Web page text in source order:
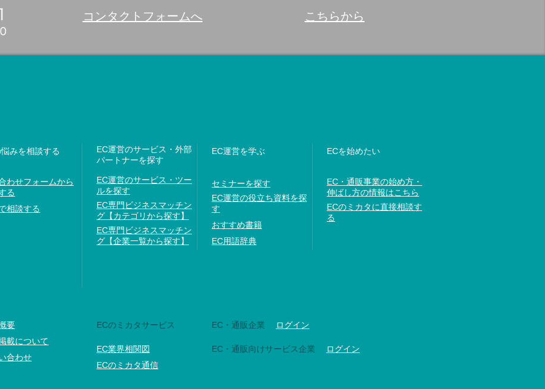
コンタクトフォームへ こちらから
みを相談する
わせフォームから
る
相談する
EC運営のサービス・外部
パートナーを探す
EC運営のサービス・ツー
ルを探す
EC専門ビジネスマッチン
グ【カテゴリから探す】
EC専門ビジネスマッチン
グ【企業一覧から探す】
EC運営を学ぶ
セミナーを探す
EC運営の役立ち資料を探
す
おすすめ書籍
EC用語辞典
ECを始めたい
EC・通販事業の始め方・
伸ばし方の情報はこちら
ECのミカタに直接相談す
る
要
載について
合わせ
ECのミカタサービス
EC業界相関図
ECのミカタ通信
EC・通販企業 ログイン
EC・通販向けサービス企業 ログイン